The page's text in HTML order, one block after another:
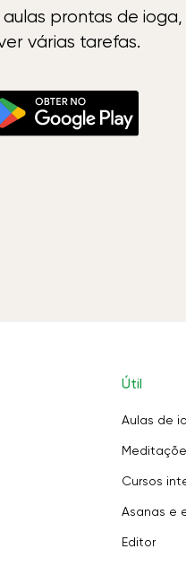
prontas de
várias tarefas.
Útil
Aulas de
Cursos
Asanas e
Editor